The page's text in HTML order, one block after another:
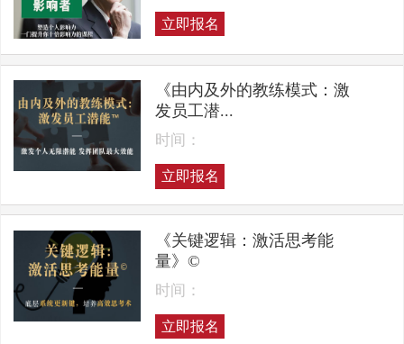
立即报名
《由内及外的教练模式：激
发员工潜...
时间：
立即报名
《关键逻辑：激活思考能
量》©
时间：
立即报名